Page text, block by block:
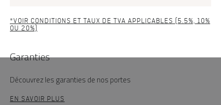
*VOIR CONDITIONS ET TAUX DE TVA APPLICABLES (5.5%, 10%
OU 20%)
Garanties
Découvrez les garanties de nos portes
EN SAVOIR PLUS